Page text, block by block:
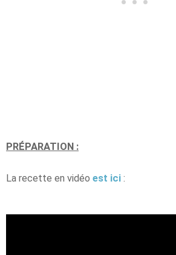
PRÉPARATION :
La recette en vidéo est ici :